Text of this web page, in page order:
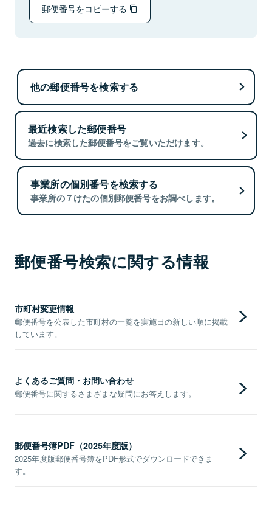
郵便番号をコピーする
他の郵便番号を検索する
最近検索した郵便番号
過去に検索した郵便番号をご覧いただけます。
事業所の個別番号を検索する
事業所の７けたの個別郵便番号をお調べします。
郵便番号検索に関する情報
市町村変更情報
郵便番号を公表した市町村の一覧を実施日の新しい順に掲載
しています。
よくあるご質問・お問い合わせ
郵便番号に関するさまざまな疑問にお答えします。
郵便番号簿PDF（2025年度版）
2025年度版郵便番号簿をPDF形式でダウンロードできま
す。